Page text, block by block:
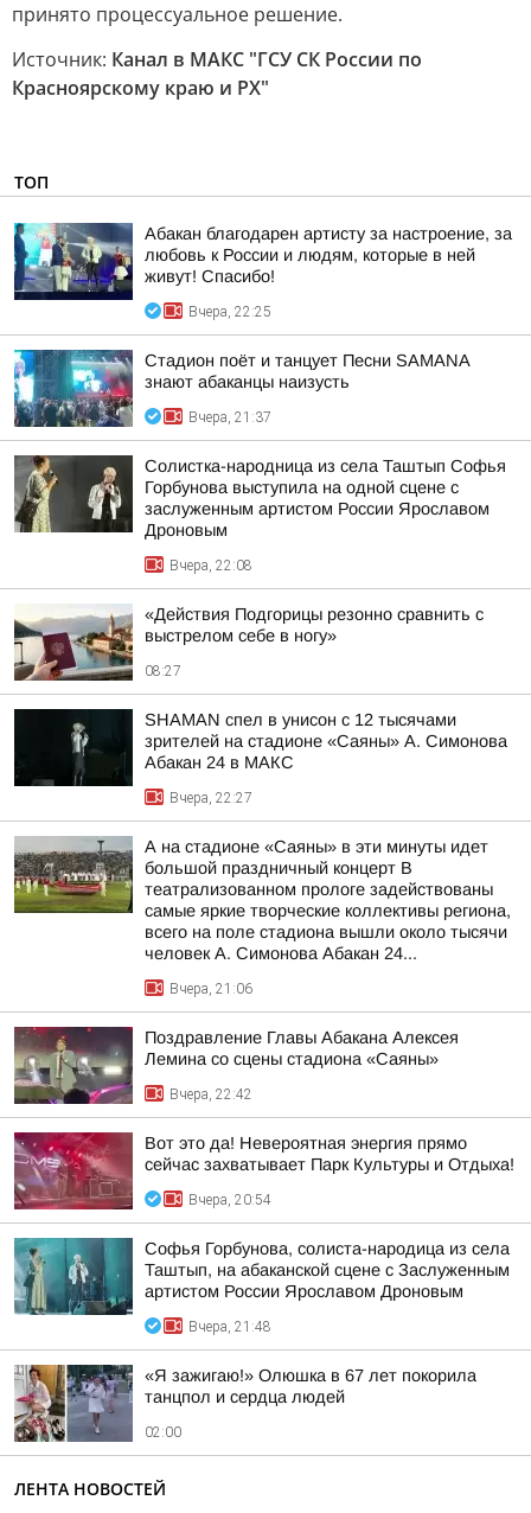
принято процессуальное решение.
Источник: Канал в МАКС "ГСУ СК России по
Красноярскому краю и РХ"
ТОП
Абакан благодарен артисту за настроение, за
любовь к России и людям, которые в ней
живут! Спасибо!
Вчера, 22:25
Стадион поёт и танцует Песни SAMANA
знают абаканцы наизусть
Вчера, 21:37
Солистка-народница из села Таштып Софья
Горбунова выступила на одной сцене с
заслуженным артистом России Ярославом
Дроновым
Вчера, 22:08
«Действия Подгорицы резонно сравнить с
выстрелом себе в ногу»
08:27
SHAMAN спел в унисон с 12 тысячами
зрителей на стадионе «Саяны» А. Симонова
Абакан 24 в МАКС
Вчера, 22:27
А на стадионе «Саяны» в эти минуты идет
большой праздничный концерт В
театрализованном прологе задействованы
самые яркие творческие коллективы региона,
всего на поле стадиона вышли около тысячи
человек А. Симонова Абакан 24...
Вчера, 21:06
Поздравление Главы Абакана Алексея
Лемина со сцены стадиона «Саяны»
Вчера, 22:42
Вот это да! Невероятная энергия прямо
сейчас захватывает Парк Культуры и Отдыха!
Вчера, 20:54
Софья Горбунова, солиста-народица из села
Таштып, на абаканской сцене с Заслуженным
артистом России Ярославом Дроновым
Вчера, 21:48
«Я зажигаю!» Олюшка в 67 лет покорила
танцпол и сердца людей
02:00
ЛЕНТА НОВОСТЕЙ